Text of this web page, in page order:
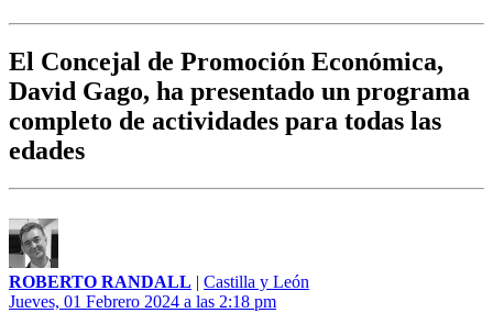
El Concejal de Promoción Económica,
David Gago, ha presentado un programa
completo de actividades para todas las
edades
ROBERTO RANDALL | Castilla y León
Jueves, 01 Febrero 2024 a las 2:18 pm